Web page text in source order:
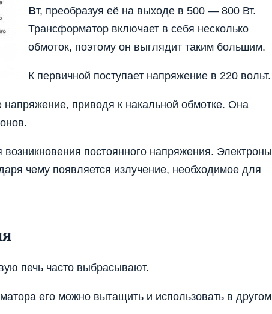
Вт, преобразуя её на выходе в 500 — 800 Вт.
Трансформатор включает в себя несколько
обмоток, поэтому он выглядит таким большим.
К первичной поступает напряжение в 220 вольт.
приводя к накальной обмотке. Она
постоянного напряжения. Электроны
чему появляется излучение, необходимое для
печь часто выбрасывают.
его можно вытащить и использовать в другом